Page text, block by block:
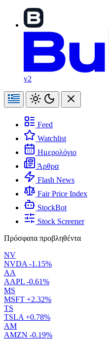
v2
Feed
Watchlist
Ημερολόγιο
Άρθρα
Flash News
Fair Price Index
StockBot
Stock Screener
Πρόσφατα προβληθέντα
NV
NVDA -1.15%
AA
AAPL -0.61%
MS
MSFT +2.32%
TS
TSLA +0.78%
AM
AMZN -0.19%